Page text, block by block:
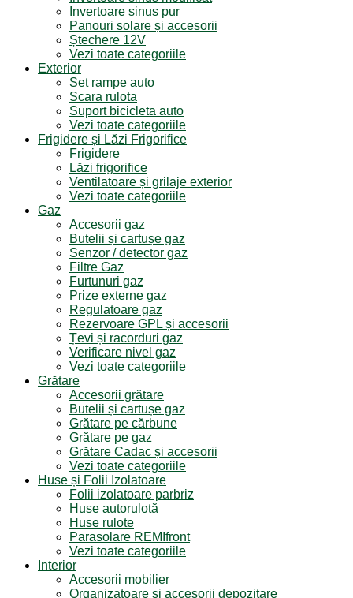
Invertoare sinus pur
Panouri solare și accesorii
Ștechere 12V
Vezi toate categoriile
Exterior
Set rampe auto
Scara rulota
Suport bicicleta auto
Vezi toate categoriile
Frigidere și Lăzi Frigorifice
Frigidere
Lăzi frigorifice
Ventilatoare și grilaje exterior
Vezi toate categoriile
Gaz
Accesorii gaz
Butelii și cartușe gaz
Senzor / detector gaz
Filtre Gaz
Furtunuri gaz
Prize externe gaz
Regulatoare gaz
Rezervoare GPL și accesorii
Țevi și racorduri gaz
Verificare nivel gaz
Vezi toate categoriile
Grătare
Accesorii grătare
Butelii și cartușe gaz
Grătare pe cărbune
Grătare pe gaz
Grătare Cadac și accesorii
Vezi toate categoriile
Huse și Folii Izolatoare
Folii izolatoare parbriz
Huse autorulotă
Huse rulote
Parasolare REMIfront
Vezi toate categoriile
Interior
Accesorii mobilier
Organizatoare si accesorii depozitare